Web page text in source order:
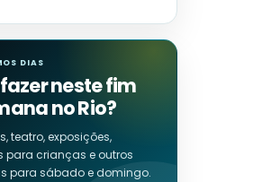
DIAS
neste fim
no Rio?
teatro, exposições,
para crianças e outros
para sábado e domingo.